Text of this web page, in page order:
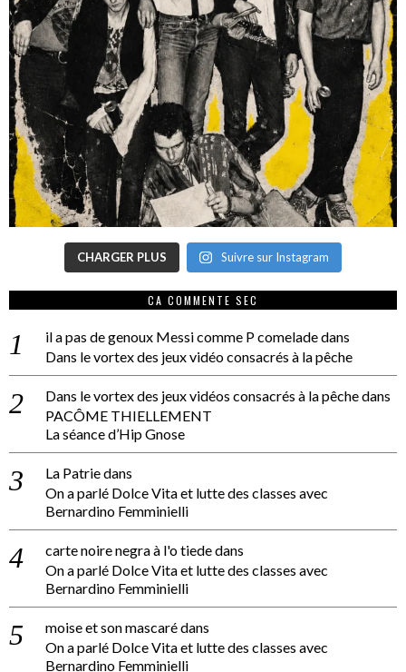
CHARGER PLUS Suivre sur Instagram
CA COMMENTE SEC
il a pas de genoux Messi comme P comeladedans
Dans le vortex des jeux vidéo consacrés à la pêche
Dans le vortex des jeux vidéos consacrés à la pêchedans
PACÔME THIELLEMENT
La séance d’Hip Gnose
La Patriedans
On a parlé Dolce Vita et lutte des classes avec
Bernardino Femminielli
carte noire negra à l'o tiededans
On a parlé Dolce Vita et lutte des classes avec
Bernardino Femminielli
moise et son mascarédans
On a parlé Dolce Vita et lutte des classes avec
Bernardino Femminielli